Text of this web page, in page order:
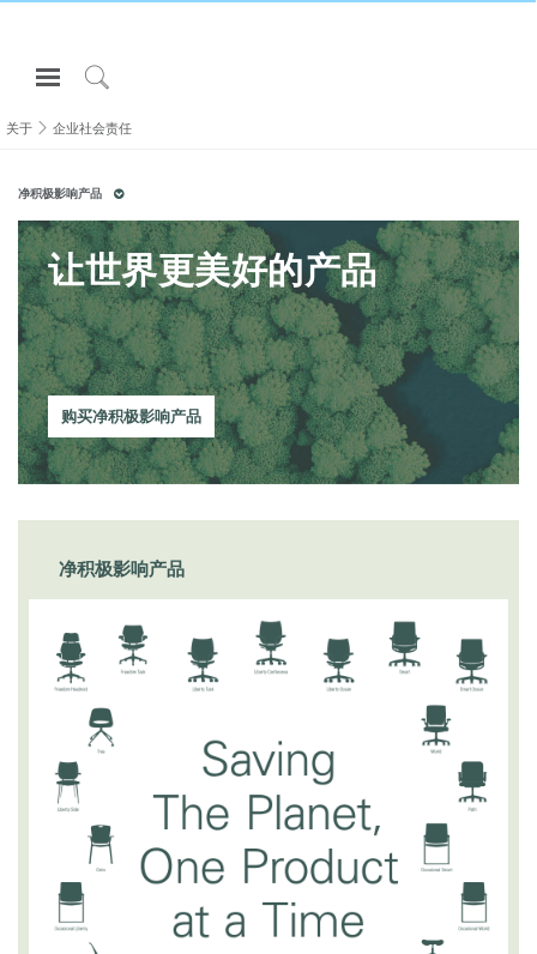
Open
Navigation
Menuto
Search
登录或注册
产品
人体工程学
资料库
关于
联系我们
Partners
联系支持
Opens
Facebook
Opens
Twitter
Opens
Linkedin
Opens
to
Instagram
Opens
Humanscale
Opens
Pinterest
Opens
YouTube
Opens
WeChat
Opens
Weibo
关于 企业社会责任
净积极影响产品
让世界更美好的产品
购买净积极影响产品
净积极影响产品